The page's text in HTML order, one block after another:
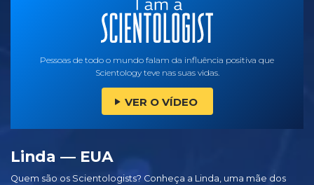
Pessoas de todo o mundo falam da influência positiva que
Scientology teve nas suas vidas.
VER O VÍDEO
Linda — EUA
Quem são os Scientologists? Conheça a Linda, uma mãe dos